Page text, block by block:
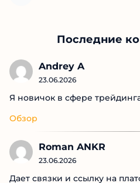
Последние
Andrey A
23.06.2026
Я новичок в сфере
Обзор
Roman ANKR
23.06.2026
Дает связки и ссылку на